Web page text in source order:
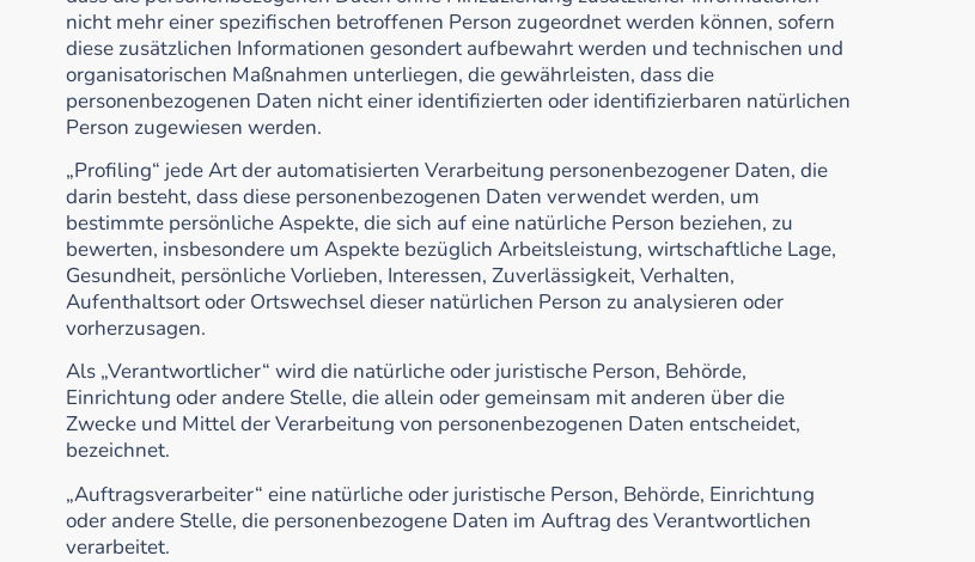
nicht mehr einer spezifischen betroffenen Person zugeordnet werden können, sofern
diese zusätzlichen Informationen gesondert aufbewahrt werden und technischen und
organisatorischen Maßnahmen unterliegen, die gewährleisten, dass die
personenbezogenen Daten nicht einer identifizierten oder identifizierbaren natürlichen
Person zugewiesen werden.
„Profiling“ jede Art der automatisierten Verarbeitung personenbezogener Daten, die
darin besteht, dass diese personenbezogenen Daten verwendet werden, um
bestimmte persönliche Aspekte, die sich auf eine natürliche Person beziehen, zu
bewerten, insbesondere um Aspekte bezüglich Arbeitsleistung, wirtschaftliche Lage,
Gesundheit, persönliche Vorlieben, Interessen, Zuverlässigkeit, Verhalten,
Aufenthaltsort oder Ortswechsel dieser natürlichen Person zu analysieren oder
vorherzusagen.
Als „Verantwortlicher“ wird die natürliche oder juristische Person, Behörde,
Einrichtung oder andere Stelle, die allein oder gemeinsam mit anderen über die
Zwecke und Mittel der Verarbeitung von personenbezogenen Daten entscheidet,
bezeichnet.
„Auftragsverarbeiter“ eine natürliche oder juristische Person, Behörde, Einrichtung
oder andere Stelle, die personenbezogene Daten im Auftrag des Verantwortlichen
verarbeitet.